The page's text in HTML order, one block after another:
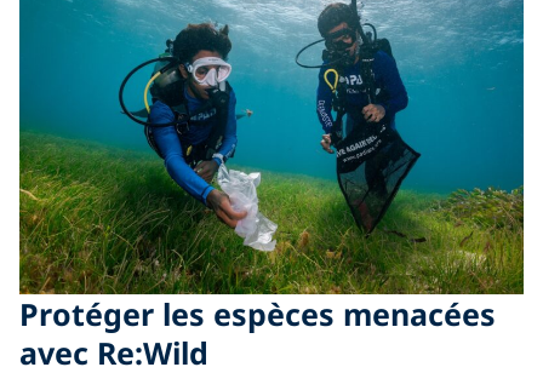
Protéger les espèces menacées
avec Re:Wild